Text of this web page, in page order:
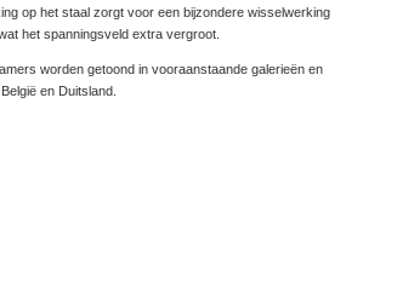
op het staal zorgt voor een bijzondere wisselwerking
het spanningsveld extra vergroot.
worden getoond in vooraanstaande galerieën en
en Duitsland.